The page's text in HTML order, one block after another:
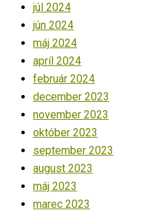
júl 2024
jún 2024
máj 2024
apríl 2024
február 2024
december 2023
november 2023
október 2023
september 2023
august 2023
máj 2023
marec 2023